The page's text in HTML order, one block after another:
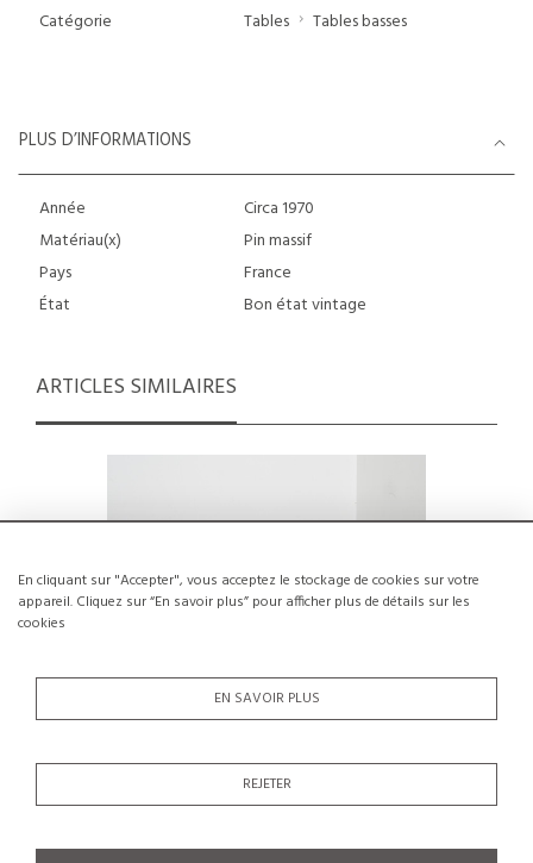
En cliquant sur "Accepter", vous acceptez le stockage de cookies sur votre
appareil. Cliquez sur “En savoir plus” pour afficher plus de détails sur les
cookies
EN SAVOIR PLUS
REJETER
Catégorie
Tables Tables basses
PLUS D’INFORMATIONS
Année
Circa 1970
Matériau(x)
Pin massif
Pays
France
État
Bon état vintage
ARTICLES SIMILAIRES
Table basse circulaire, Art Populaire